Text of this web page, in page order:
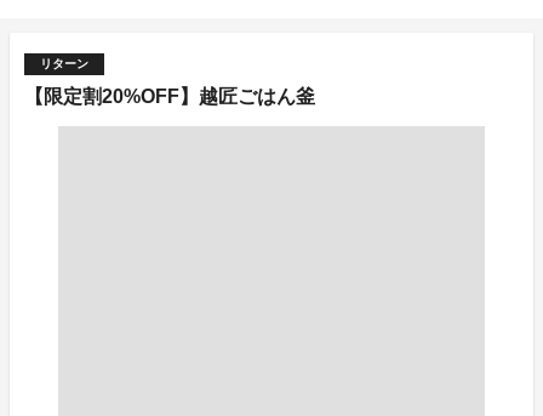
リターン
【限定割20%OFF】越匠ごはん釜